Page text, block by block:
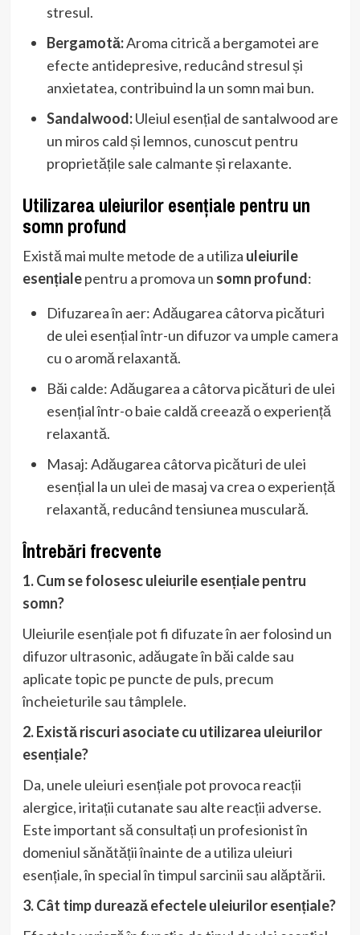
stresul.
Bergamotă:Aroma citrică a bergamotei are
efecte antidepresive, reducând stresul și
anxietatea, contribuind la un somn mai bun.
Sandalwood:Uleiul esențial de santalwood are
un miros cald și lemnos, cunoscut pentru
proprietățile sale calmante și relaxante.
Utilizarea uleiurilor esențiale pentru un
somn profund
Există mai multe metode de a utiliza uleiurile
esențialepentru a promova un somn profund:
Difuzarea în aer: Adăugarea câtorva picături
de ulei esențial într-un difuzor va umple camera
cu o aromă relaxantă.
Băi calde: Adăugarea a câtorva picături de ulei
esențial într-o baie caldă creează o experiență
relaxantă.
Masaj: Adăugarea câtorva picături de ulei
esențial la un ulei de masaj va crea o experiență
relaxantă, reducând tensiunea musculară.
Întrebări frecvente
1. Cum se folosesc uleiurile esențiale pentru
somn?
Uleiurile esențiale pot fi difuzate în aer folosind un
difuzor ultrasonic, adăugate în băi calde sau
aplicate topic pe puncte de puls, precum
încheieturile sau tâmplele.
2. Există riscuri asociate cu utilizarea uleiurilor
esențiale?
Da, unele uleiuri esențiale pot provoca reacții
alergice, iritații cutanate sau alte reacții adverse.
Este important să consultați un profesionist în
domeniul sănătății înainte de a utiliza uleiuri
esențiale, în special în timpul sarcinii sau alăptării.
3. Cât timp durează efectele uleiurilor esențiale?